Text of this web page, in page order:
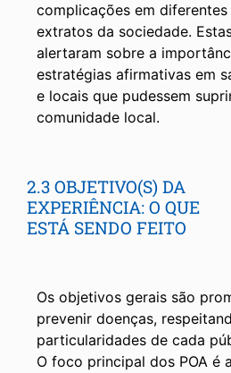
complicações em
extratos da sociedade.
alertaram sobre a
estratégias afirmativas em
e locais que pudessem
comunidade local.
2.3 OBJETIVO(S) DA
EXPERIÊNCIA: O QUE
ESTÁ SENDO FEITO
Os objetivos gerais são
prevenir doenças,
particularidades de cada
O foco principal dos POA é